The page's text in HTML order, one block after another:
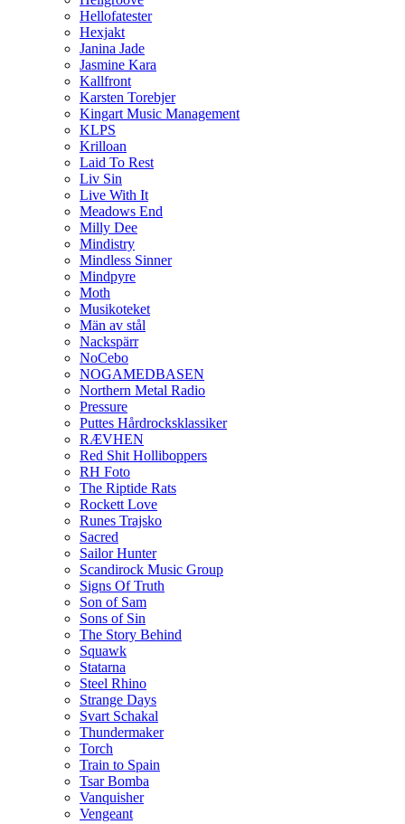
Hellofatester
Hexjakt
Janina Jade
Jasmine Kara
Kallfront
Karsten Torebjer
Kingart Music Management
KLPS
Krilloan
Laid To Rest
Liv Sin
Live With It
Meadows End
Milly Dee
Mindistry
Mindless Sinner
Mindpyre
Moth
Musikoteket
Män av stål
Nackspärr
NoCebo
NOGAMEDBASEN
Northern Metal Radio
Pressure
Puttes Hårdrocksklassiker
RÆVHEN
Red Shit Holliboppers
RH Foto
The Riptide Rats
Rockett Love
Runes Trajsko
Sacred
Sailor Hunter
Scandirock Music Group
Signs Of Truth
Son of Sam
Sons of Sin
The Story Behind
Squawk
Statarna
Steel Rhino
Strange Days
Svart Schakal
Thundermaker
Torch
Train to Spain
Tsar Bomba
Vanquisher
Vengeant